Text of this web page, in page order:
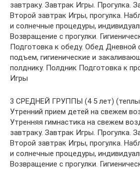
завтраку. Завтрак Игры. Прогулка.
Второй завтрак Игры, прогулка.
и солнечные процедуры,
Возвращение с прогулки.
Подготовка к обеду. Обед Дневной
подъем, гигиенические и
полднику. Полдник Подготовка к
Игры
3 СРЕДНЕЙ ГРУППЫ (4 5 лет)
Утренний прием детей на свежем
Утренняя гимнастика на свежем
завтраку. Завтрак Игры. Прогулка.
Второй завтрак Игры, прогулка.
и солнечные процедуры,
Возвращение с прогулки.